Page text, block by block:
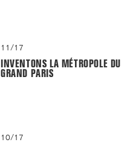
11/17
INVENTONS LA MÉTROPOLE DU
GRAND PARIS
10/17